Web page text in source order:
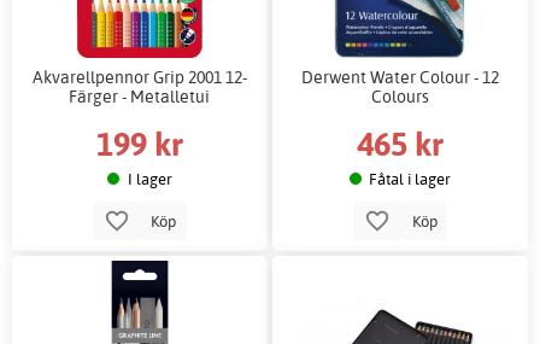
Akvarellpennor Grip 2001 12-
Färger - Metalletui
199 kr
I lager
Köp
Derwent Water Colour - 12
Colours
465 kr
Fåtal i lager
Köp